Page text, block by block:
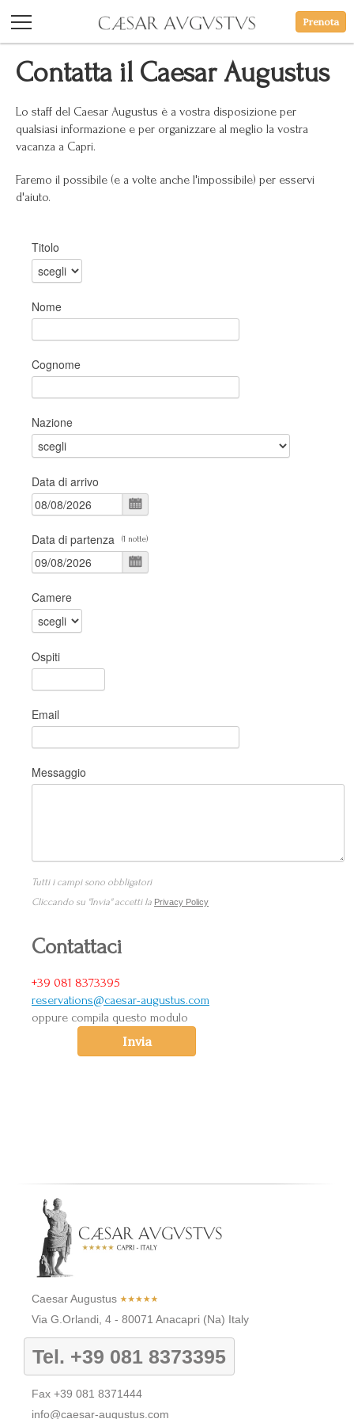
Prenota
Contatta il Caesar Augustus
Lo staff del Caesar Augustus è a vostra disposizione per
qualsiasi informazione e per organizzare al meglio la vostra
vacanza a Capri.
Faremo il possibile (e a volte anche l'impossibile) per esservi
d'aiuto.
Titolo
Nome
Cognome
Nazione
Data di arrivo
Data di partenza (1 notte)
Camere
Ospiti
Email
Messaggio
Tutti i campi sono obbligatori
Cliccando su "Invia" accetti la Privacy Policy
Contattaci
+39 081 8373395
reservations@caesar-augustus.com
oppure compila questo modulo
Invia
Caesar Augustus
Via G.Orlandi, 4 - 80071 Anacapri (Na) Italy
Tel. +39 081 8373395
Fax +39 081 8371444
info@caesar-augustus.com